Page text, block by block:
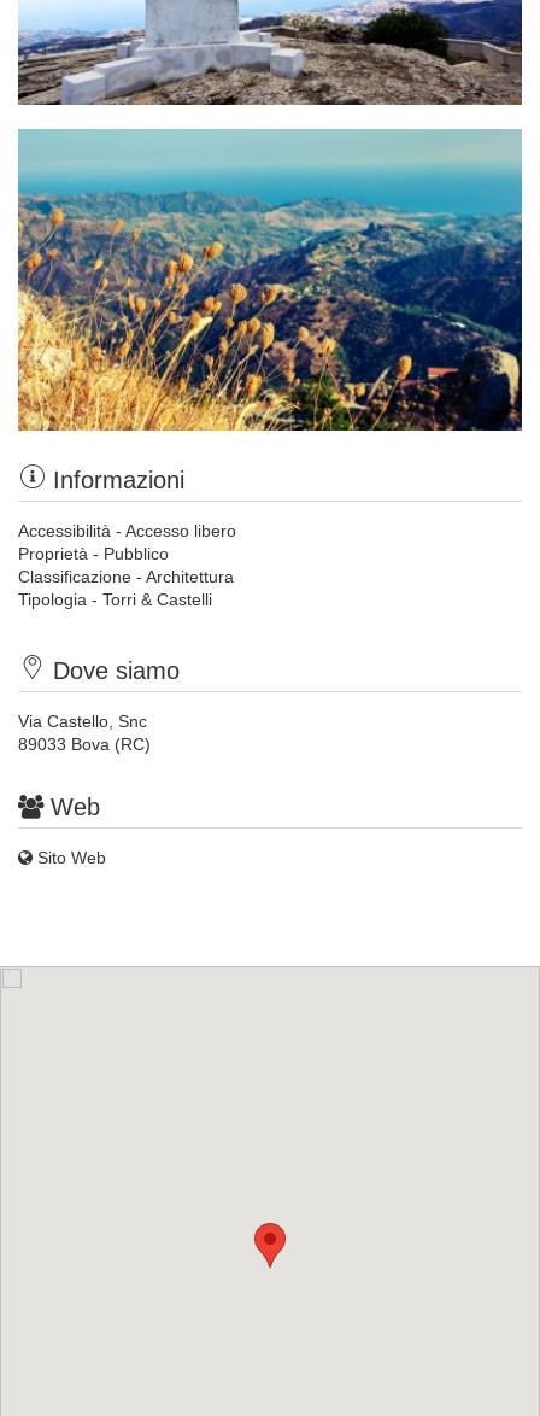
Informazioni
Accessibilità - Accesso libero
Proprietà - Pubblico
Classificazione - Architettura
Tipologia - Torri & Castelli
Dove siamo
Via Castello, Snc
89033 Bova (RC)
Web
Sito Web